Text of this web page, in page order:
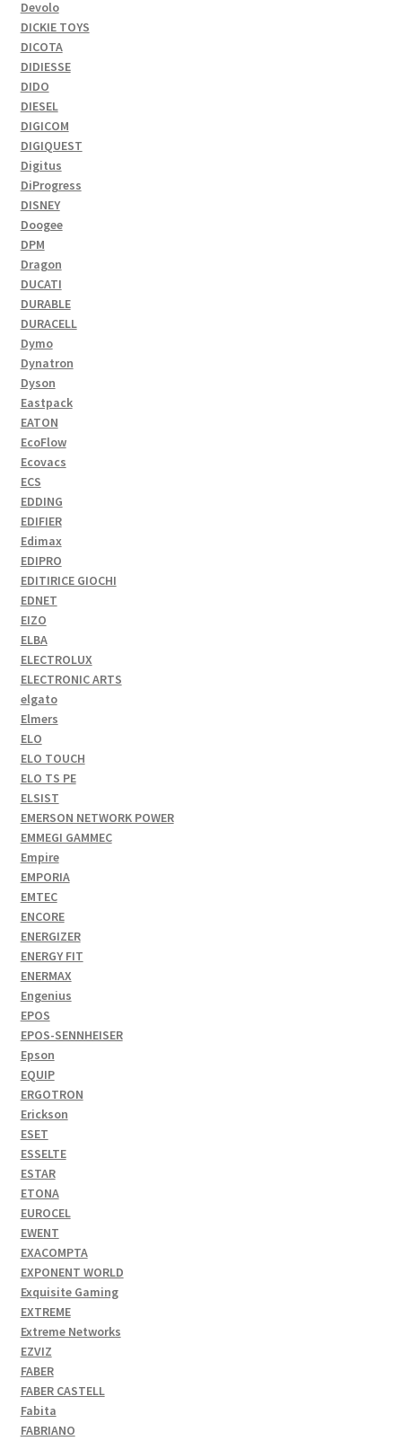
Devolo
DICKIE TOYS
DICOTA
DIDIESSE
DIDO
DIESEL
DIGICOM
DIGIQUEST
Digitus
DiProgress
DISNEY
Doogee
DPM
Dragon
DUCATI
DURABLE
DURACELL
Dymo
Dynatron
Dyson
Eastpack
EATON
EcoFlow
Ecovacs
ECS
EDDING
EDIFIER
Edimax
EDIPRO
EDITIRICE GIOCHI
EDNET
EIZO
ELBA
ELECTROLUX
ELECTRONIC ARTS
elgato
Elmers
ELO
ELO TOUCH
ELO TS PE
ELSIST
EMERSON NETWORK POWER
EMMEGI GAMMEC
Empire
EMPORIA
EMTEC
ENCORE
ENERGIZER
ENERGY FIT
ENERMAX
Engenius
EPOS
EPOS-SENNHEISER
Epson
EQUIP
ERGOTRON
Erickson
ESET
ESSELTE
ESTAR
ETONA
EUROCEL
EWENT
EXACOMPTA
EXPONENT WORLD
Exquisite Gaming
EXTREME
Extreme Networks
EZVIZ
FABER
FABER CASTELL
Fabita
FABRIANO